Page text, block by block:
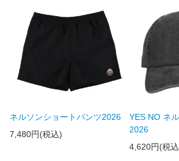
ネルソンショートパンツ2026
7,480円(税込)
YES NO ネ
2026
4,620円(税